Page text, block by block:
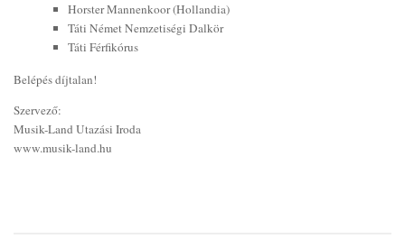
Horster Mannenkoor (Hollandia)
Táti Német Nemzetiségi Dalkör
Táti Férfikórus
Belépés díjtalan!
Szervező:
Musik-Land Utazási Iroda
www.musik-land.hu